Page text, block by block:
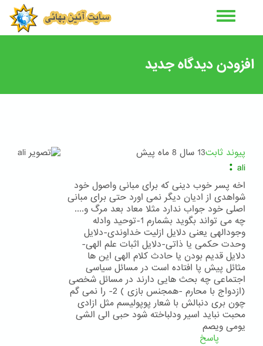
افزودن دیدگاه جدید
پیوند ثابت13 سال 8 ماه پیش
ali
:
اخه پسر خوب دینی که برای مبانی واصول خود
شواهدی از ادیان دیگر نمی اورد حتی برای مبانی
اصلی خود جواب ندارد مثلا معاد بعد مرگ و....
چه می تواند بگوید بشمارم 1-توحید وادله
وجودالهی یعنی دلایل ازلیت خداوندی-دلایل
وحدت حکمی یا ذاتی-دلایل اثبات علم الهی-
دلایل قدیم بودن یا حادث کلام الهی این ها
مثائل پیش پا افتاده است در مسائل سیاسی
اجتماعی چه بحث هایی دارند در مسائل شخصی
(ازدواج با محارم -همجنس بازی ) 2- را نمی گم
چون بری دنبالش با شعار پوپولیسم مثل ازادی
محبت نباید اسیر ودلباخته شود حبی الی الشی
یومی ویصم
پاسخ